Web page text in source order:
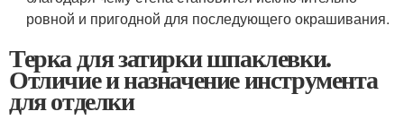
ровной и пригодной для последующего окрашивания.
Терка для затирки шпаклевки.
Отличие и назначение инструмента
для отделки